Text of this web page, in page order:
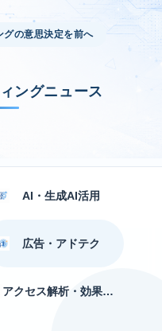
グの意思決定を前へ
ングニュース
AI・生成AI活用
広告・アドテク
アクセス解析・効果測定